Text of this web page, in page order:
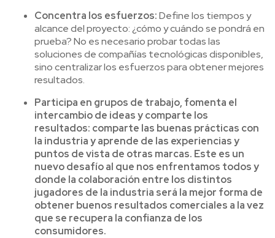
Concentra los esfuerzos:Define los tiempos y
alcance del proyecto: ¿cómo y cuándo se pondrá en
prueba? No es necesario probar todas las
soluciones de compañías tecnológicas disponibles,
sino centralizar los esfuerzos para obtener mejores
resultados.
Participa en grupos de trabajo, fomenta el
intercambio de ideas y comparte los
resultados: comparte las buenas prácticas con
la industria y aprende de las experiencias y
puntos de vista de otras marcas. Este es un
nuevo desafío al que nos enfrentamos todos y
donde la colaboración entre los distintos
jugadores de la industria será la mejor forma de
obtener buenos resultados comerciales a la vez
que se recupera la confianza de los
consumidores.